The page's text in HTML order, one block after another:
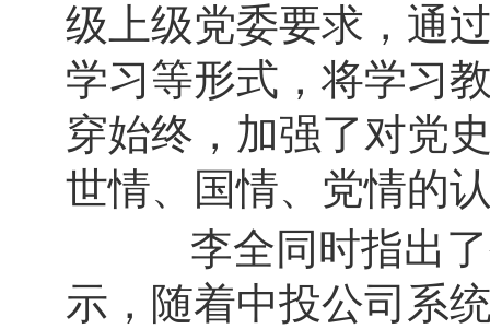
级上级党委要求，通
学习等形式，将学习
穿始终，加强了对党
世情、国情、党情的
李全同时指出了
示，随着中投公司系